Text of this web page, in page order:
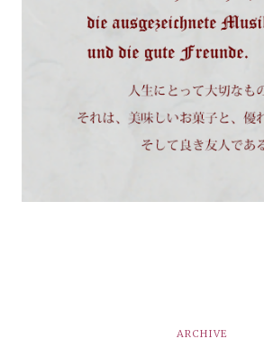
ARCHIVE